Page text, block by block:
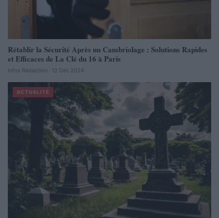
Rétablir la Sécurité Après un Cambriolage : Solutions Rapides
et Efficaces de La Clé du 16 à Paris
Infos Rédaction · 12 Déc 2024
ACTUALITÉ